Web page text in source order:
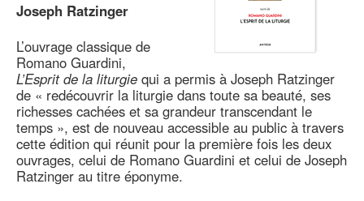
Joseph Ratzinger
L’ouvrage classique de
Romano Guardini,
L’Esprit de la liturgie qui a permis à Joseph Ratzinger
de « redécouvrir la liturgie dans toute sa beauté, ses
richesses cachées et sa grandeur transcendant le
temps », est de nouveau accessible au public à travers
cette édition qui réunit pour la première fois les deux
ouvrages, celui de Romano Guardini et celui de Joseph
Ratzinger au titre éponyme.